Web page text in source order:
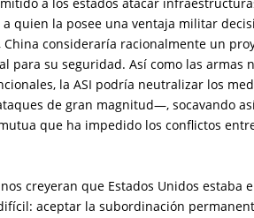
a quien la posee una ventaja militar
consideraría racionalmente un
para su seguridad. Así como las armas
la ASI podría neutralizar los
de gran magnitud—, socavando
que ha impedido los conflictos
creyeran que Estados Unidos estaba
aceptar la subordinación